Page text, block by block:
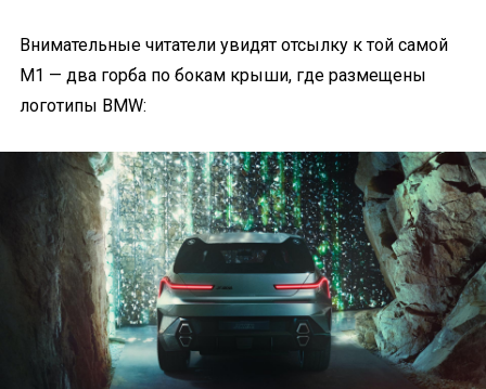
Внимательные читатели увидят отсылку к той самой
М1 — два горба по бокам крыши, где размещены
логотипы BMW: